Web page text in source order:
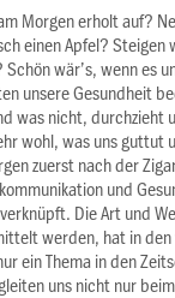
Morgen erholt auf?
einen Apfel? Steigen
Schön wär’s, wenn es
unsere Gesundheit
was nicht, durchzieht
wohl, was uns guttut
zuerst nach der
und
Die Art und
werden, hat in den
ein Thema in den
uns nicht nur